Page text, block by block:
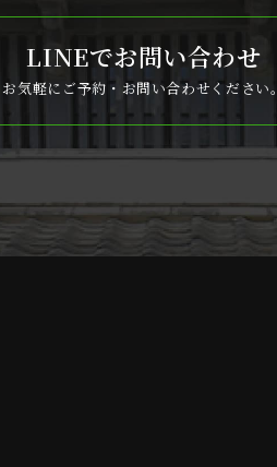
LINEでお問い合わせ
お気軽にご予約・お問い合わせください。